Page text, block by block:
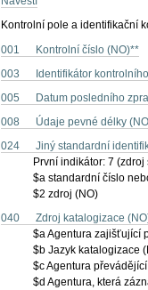
Kontrolní pole a identifikační
001 Kontrolní číslo (NO)**
003 Identifikátor kontrolního
005 Datum posledního
008 Údaje pevné délky
024 Jiný standardní
První indikátor: 7 (zdroj
$a standardní číslo nebo
$2 zdroj (NO)
040 Zdroj katalogizace
$a Agentura zajišťující
$b Jazyk katalogizace
$c Agentura převádějící
$d Agentura, která